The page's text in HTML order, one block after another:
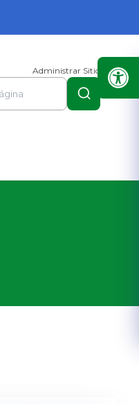
Administrar Sitio